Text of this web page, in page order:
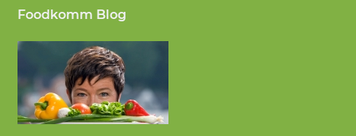
Footer
Foodkomm Blog